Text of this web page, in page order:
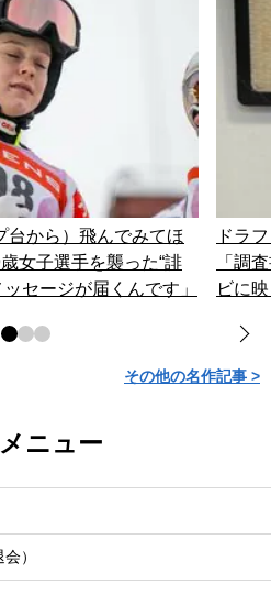
台から）飛んでみてほ
女子選手を襲った“誹
セージが届くんです」
ドラ
「調
ビに
その他の名作記事 >
ニュー
）